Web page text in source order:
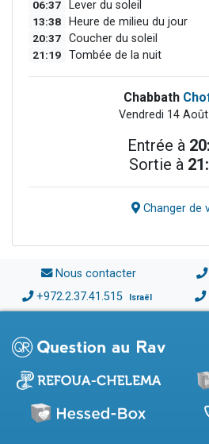
06:37 Lever du soleil
13:38 Heure de milieu du jour
20:37 Coucher du soleil
21:19 Tombée de la nuit
Chabbath
Vendredi 14
Entrée à
Sortie à
Changer de
Nous contacter
+972.2.37.41.515 Israël